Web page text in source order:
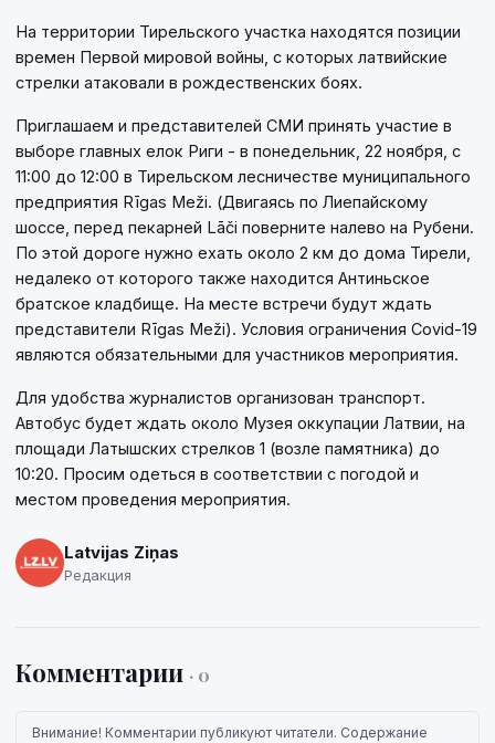
На территории Тирельского участка находятся позиции
времен Первой мировой войны, с которых латвийские
стрелки атаковали в рождественских боях.
Приглашаем и представителей СМИ принять участие в
выборе главных елок Риги - в понедельник, 22 ноября, с
11:00 до 12:00 в Тирельском лесничестве муниципального
предприятия Rīgas Meži. (Двигаясь по Лиепайскому
шоссе, перед пекарней Lāči поверните налево на Рубени.
По этой дороге нужно ехать около 2 км до дома Тирели,
недалеко от которого также находится Антиньское
братское кладбище. На месте встречи будут ждать
представители Rīgas Meži). Условия ограничения Covid-19
являются обязательными для участников мероприятия.
Для удобства журналистов организован транспорт.
Автобус будет ждать около Музея оккупации Латвии, на
площади Латышских стрелков 1 (возле памятника) до
10:20. Просим одеться в соответствии с погодой и
местом проведения мероприятия.
Latvijas Ziņas
Редакция
Комментарии · 0
Внимание! Комментарии публикуют читатели. Содержание